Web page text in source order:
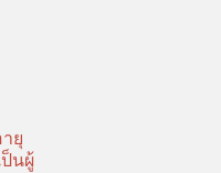
ยุ
นผู้